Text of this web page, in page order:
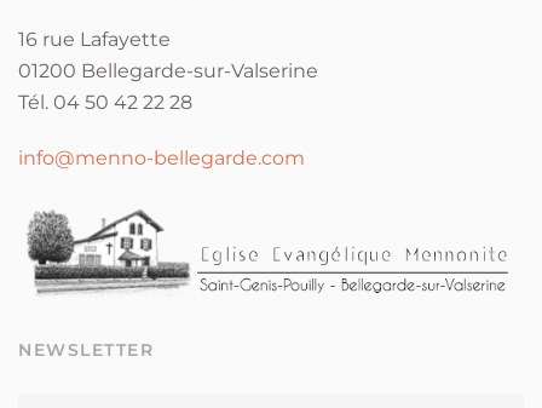
16 rue Lafayette
01200 Bellegarde-sur-Valserine
Tél. 04 50 42 22 28
info@menno-bellegarde.com
NEWSLETTER